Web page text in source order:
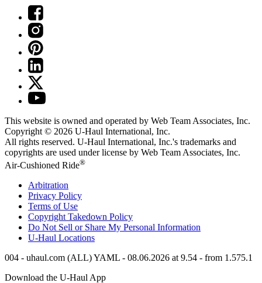
This website is owned and operated by Web Team Associates, Inc.
Copyright © 2026 U-Haul International, Inc.
All rights reserved. U-Haul International, Inc.'s trademarks and
copyrights are used under license by Web Team Associates, Inc.
Air-Cushioned Ride®
Arbitration
Privacy Policy
Terms of Use
Copyright Takedown Policy
Do Not Sell or Share My Personal Information
U-Haul Locations
004 - uhaul.com (ALL) YAML - 08.06.2026 at 9.54 - from 1.575.1
Download the U-Haul App